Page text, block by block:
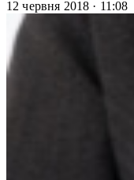
12 червня 2018 · 11:08